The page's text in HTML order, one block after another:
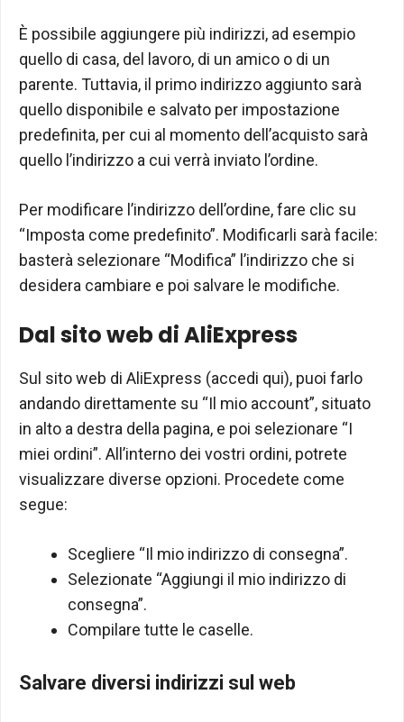
È possibile aggiungere più indirizzi, ad esempio
quello di casa, del lavoro, di un amico o di un
parente. Tuttavia, il primo indirizzo aggiunto sarà
quello disponibile e salvato per impostazione
predefinita, per cui al momento dell’acquisto sarà
quello l’indirizzo a cui verrà inviato l’ordine.
Per modificare l’indirizzo dell’ordine, fare clic su
“Imposta come predefinito”. Modificarli sarà facile:
basterà selezionare “Modifica” l’indirizzo che si
desidera cambiare e poi salvare le modifiche.
Dal sito web di AliExpress
Sul sito web di AliExpress (accedi qui), puoi farlo
andando direttamente su “Il mio account”, situato
in alto a destra della pagina, e poi selezionare “I
miei ordini”. All’interno dei vostri ordini, potrete
visualizzare diverse opzioni. Procedete come
segue:
Scegliere “Il mio indirizzo di consegna”.
Selezionate “Aggiungi il mio indirizzo di
consegna”.
Compilare tutte le caselle.
Salvare diversi indirizzi sul web